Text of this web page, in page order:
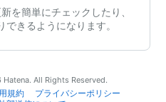
を簡単にチェックしたり、
きるようになります。
All Rights Reserved.
規約
プライバシーポリシー